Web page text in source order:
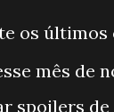
os
mês de
spoilers